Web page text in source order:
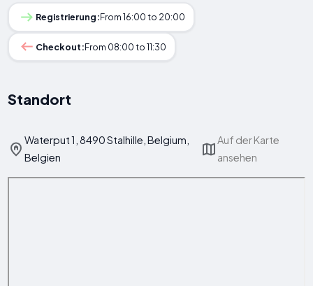
Registrierung:From 16:00 to 20:00
Checkout:From 08:00 to 11:30
Standort
Waterput 1, 8490 Stalhille, Belgium,
Belgien
Auf der Karte
ansehen